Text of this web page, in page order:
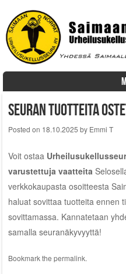
Seuran tuotteita
Posted on 18.10.2025 by Emmi T
Voit ostaa
varustettuja vaatteita
verkkokaupasta osoitteesta
haluat sovittaa tuotteita ennen
sovittamassa. Kannatetaan
samalla seuranäkyvyyttä!
Bookmark the permalink.